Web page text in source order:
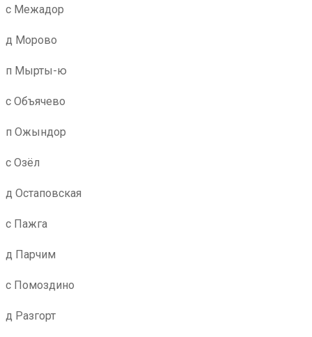
с Межадор
д Морово
п Мырты-ю
с Объячево
п Ожындор
с Озёл
д Остаповская
с Пажга
д Парчим
с Помоздино
д Разгорт